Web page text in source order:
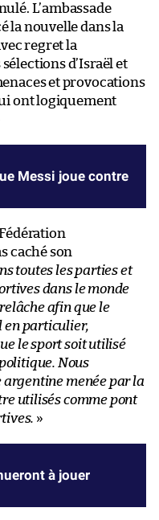
L’ambassade
la nouvelle dans la
regret la
d’Israël et
et provocations
ont logiquement
Messi joue contre
caché son
toutes les parties et
dans le monde
afin que le
en particulier,
le sport soit utilisé
Nous
argentine menée par la
utilisés comme pont
»
à jouer